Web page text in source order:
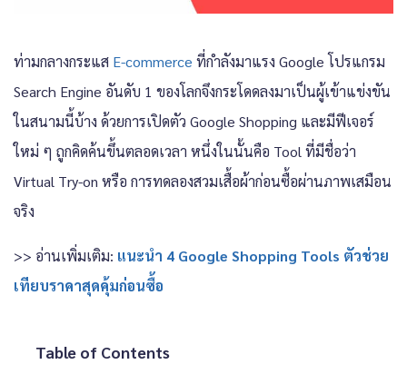
ท่ามกลางกระแส E-commerce ที่กำลังมาแรง Google โปรแกรม
Search Engine อันดับ 1 ของโลกจึงกระโดดลงมาเป็นผู้เข้าแข่งขัน
ในสนามนี้บ้าง ด้วยการเปิดตัว Google Shopping และมีฟีเจอร์
ใหม่ ๆ ถูกคิดค้นขึ้นตลอดเวลา หนึ่งในนั้นคือ Tool ที่มีชื่อว่า
Virtual Try-on หรือ การทดลองสวมเสื้อผ้าก่อนซื้อผ่านภาพเสมือน
จริง
>> อ่านเพิ่มเติม: แนะนำ 4 Google Shopping Tools ตัวช่วย
เทียบราคาสุดคุ้มก่อนซื้อ
Table of Contents